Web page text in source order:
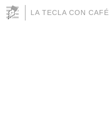
LA TECLA CON CAFÉ